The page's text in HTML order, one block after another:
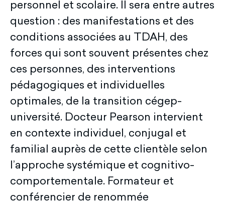
personnel et scolaire. Il sera entre autres
question : des manifestations et des
conditions associées au TDAH, des
forces qui sont souvent présentes chez
ces personnes, des interventions
pédagogiques et individuelles
optimales, de la transition cégep-
université. Docteur Pearson intervient
en contexte individuel, conjugal et
familial auprès de cette clientèle selon
l’approche systémique et cognitivo-
comportementale. Formateur et
conférencier de renommée